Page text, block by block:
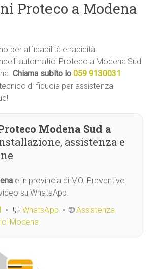
Proteco a Modena
per affidabilità e rapidità
automatici Proteco a Modena Sud
Chiama subito lo059 9130031
di fiducia per assistenza
Modena Sud a
assistenza e
e in provincia di MO. Preventivo
su WhatsApp.
• 💬WhatsApp • 🌐Assistenza
Modena